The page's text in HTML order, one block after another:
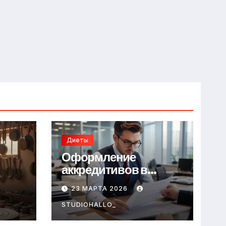
Диеты
Оформление
аккредитивов в
международной
торговле
23 МАРТА 2026
STUDIOHALLO_